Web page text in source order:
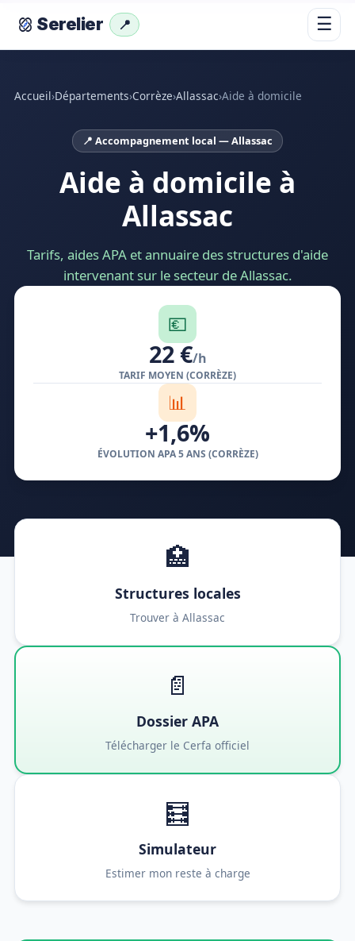
Serelier 📍 ☰
Accueil›Départements›Corrèze›Allassac›Aide à domicile
📍 Accompagnement local — Allassac
Aide à domicile à
Allassac
Tarifs, aides APA et annuaire des structures d'aide
intervenant sur le secteur de Allassac.
💶
22 €/h
TARIF MOYEN (CORRÈZE)
📊
+1,6%
ÉVOLUTION APA 5 ANS (CORRÈZE)
🏥
Structures locales
Trouver à Allassac
📄
Dossier APA
Télécharger le Cerfa officiel
🧮
Simulateur
Estimer mon reste à charge